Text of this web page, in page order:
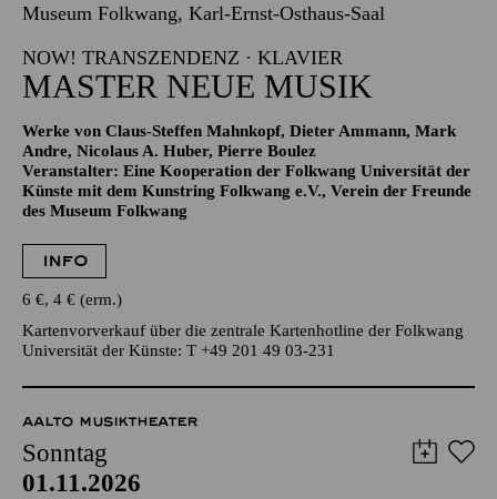
01.11.2026
16:00 - 17:00
Museum Folkwang, Karl-Ernst-Osthaus-Saal
NOW! TRANSZENDENZ · KLAVIER
MASTER NEUE MUSIK
Werke von Claus-Steffen Mahnkopf, Dieter Ammann, Mark
Andre, Nicolaus A. Huber, Pierre Boulez
Künste mit dem Kunstring Folkwang e.V., Verein der Freunde
des Museum Folkwang
INFO
Universität der Künste: T +49 201 49 03-231
AALTO MUSIKTHEATER